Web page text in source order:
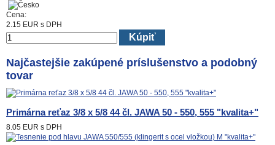
Cena:
2.15 EUR s DPH
Kúpiť
Najčastejšie zakúpené príslušenstvo a podobný
tovar
Primárna reťaz 3/8 x 5/8 44 čl. JAWA 50 - 550, 555 "kvalita+"
8.05 EUR s DPH